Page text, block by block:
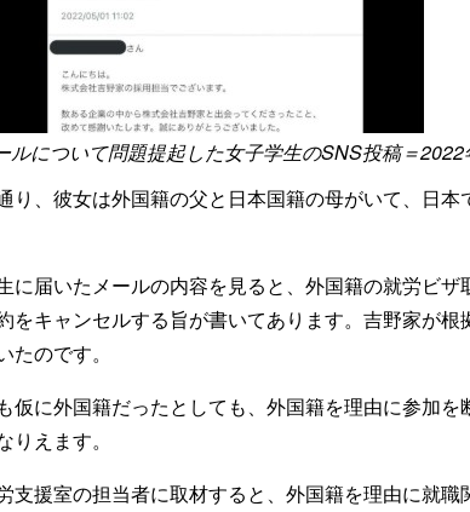
ルについて問題提起した女子学生のSNS投稿＝
り、彼女は外国籍の父と日本国籍の母がいて、日本
に届いたメールの内容を見ると、外国籍の就労ビザ
をキャンセルする旨が書いてあります。吉野家が根
のです。
仮に外国籍だったとしても、外国籍を理由に参加を
えます。
支援室の担当者に取材すると、外国籍を理由に就職